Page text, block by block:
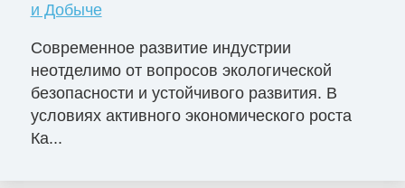
и Добыче
Современное развитие индустрии
неотделимо от вопросов экологической
безопасности и устойчивого развития. В
условиях активного экономического роста
Ка...